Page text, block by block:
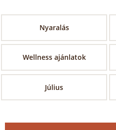
Nyaralás
Wellness ajánlatok
Július